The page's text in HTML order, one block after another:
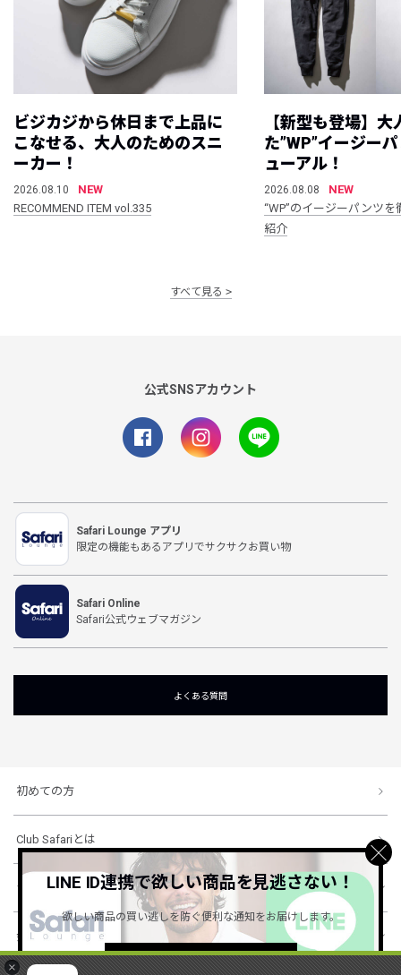
×
ビジカジから休日まで上品に
こなせる、大人のためのスニ
ーカー！
2026.08.10
NEW
RECOMMEND ITEM vol.335
【新型も登場】大
た”WP”イージー
ューアル！
2026.08.08
NEW
“WP”のイージーパンツ
紹介
すべて見る
公式SNSアカウント
Safari Lounge アプリ
限定の機能もあるアプリでサクサクお買い物
Safari Online
Safari公式ウェブマガジン
よくある質問
初めての方
Club Safariとは
ショッピングガイド
会社概要・規約
LINE ID連携で欲しい商品を見逃さない！
欲しい商品の買い逃しを防ぐ便利な通知をお届けします。
詳しくはこちら ＞